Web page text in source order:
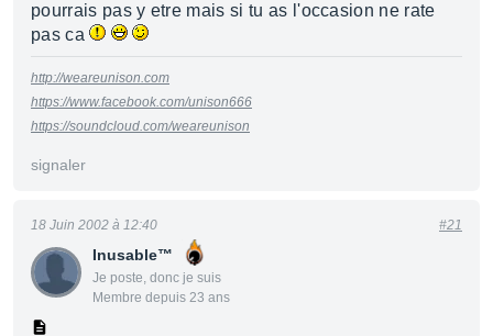
pourrais pas y etre mais si tu as l'occasion ne rate
pas ca
http://weareunison.com
https://www.facebook.com/unison666
https://soundcloud.com/weareunison
signaler
Inusable™
Je poste, donc je suis
Membre depuis 23 ans
18 Juin 2002 à 12:40 #21